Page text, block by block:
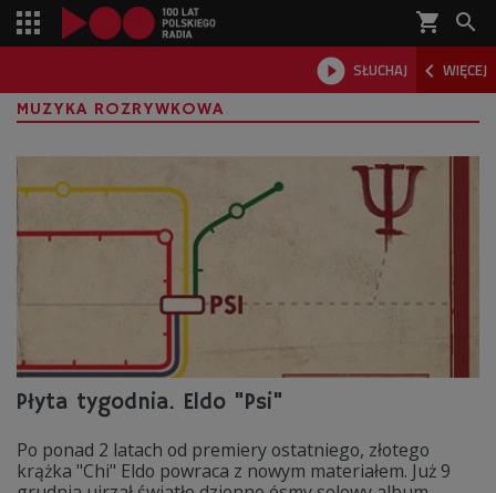
shopping_cart 
 SŁUCHAJ  WIĘCEJ

MUZYKA ROZRYWKOWA
Płyta tygodnia. Eldo "Psi"
Po ponad 2 latach od premiery ostatniego, złotego
krążka "Chi" Eldo powraca z nowym materiałem. Już 9